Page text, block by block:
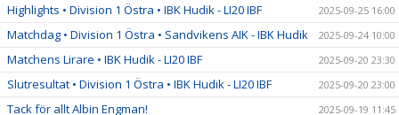
Highlights • Division 1 Östra • IBK Hudik - LI20 IBF 2025-09-25 16:00
Matchdag • Division 1 Östra • Sandvikens AIK - IBK Hudik 2025-09-24 10:00
Matchens Lirare • IBK Hudik - LI20 IBF 2025-09-20 23:30
Slutresultat • Division 1 Östra • IBK Hudik - LI20 IBF 2025-09-20 23:00
Tack för allt Albin Engman! 2025-09-19 11:45